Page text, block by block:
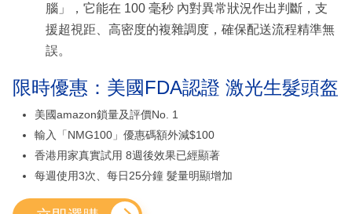
腦」，它能在 100 毫秒 內對異常狀況作出判斷，支
援超視距、高密度的複雜調度，確保配送流程精準無
誤。
限時優惠：美國FDA認證 激光生髮頭盔
美國amazon鎖量及評價No. 1
輸入「NMG100」優惠碼額外減$100
香港用家真實試用 8週後效果已經顯著
每週使用3次、每日25分鐘 髮量明顯增加